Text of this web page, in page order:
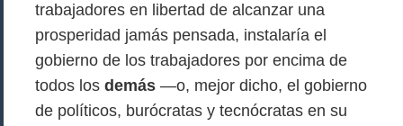
trabajadores en libertad de alcanzar una
prosperidad jamás pensada, instalaría el
gobierno de los trabajadores por encima de
todos los demás —o, mejor dicho, el gobierno
de políticos, burócratas y tecnócratas en su